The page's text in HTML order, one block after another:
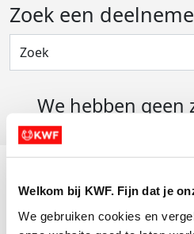
Welkom bij KWF. Fijn dat je
We gebruiken cookies en
Zoek een
We hebben geen
Actiematerialen
Evenementen